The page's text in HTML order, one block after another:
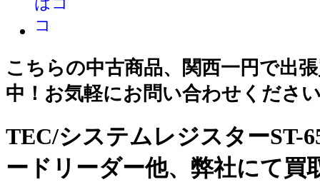
こちらの中古商品、関西一円で出
中！お気軽にお問い合わせくださ
TEC/システムレジスターST-
ードリーダー他、弊社にて買